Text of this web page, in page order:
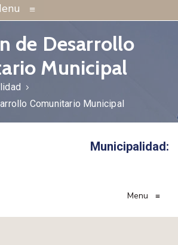
≡
de Desarrollo
Municipal
Comunitario Municipal
Municipalidad:
Menu ≡